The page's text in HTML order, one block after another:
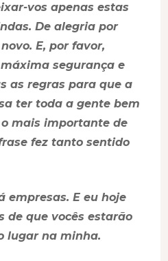
vos apenas estas
De alegria por
E, por favor,
segurança e
as regras para que a
ter toda a gente bem
mais importante de
fez tanto sentido
empresas. E eu hoje
de que vocês estarão
lugar na minha.